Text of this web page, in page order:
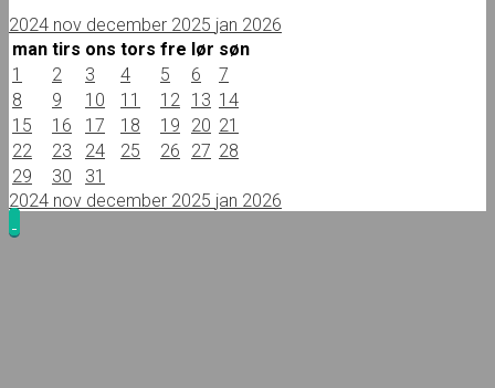
2024 nov december 2025 jan 2026
man tirs ons tors fre lør søn
1
2 3 4 5 6
7
8
9 10 11 12 13 14
15
16 17 18 19 20 21
22
23 24 25 26 27 28
29
30
31
2024 nov december 2025 jan 2026